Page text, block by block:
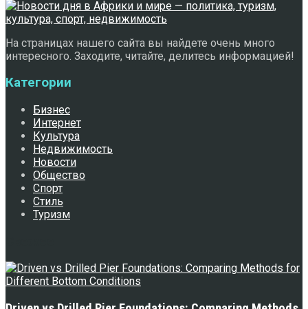
На страницах нашего сайта вы найдете очень много
интересного. Заходите, читайте, делитесь информацией!
Категории
Бизнес
Интернет
Культура
Недвижимость
Новости
Общество
Спорт
Стиль
Туризм